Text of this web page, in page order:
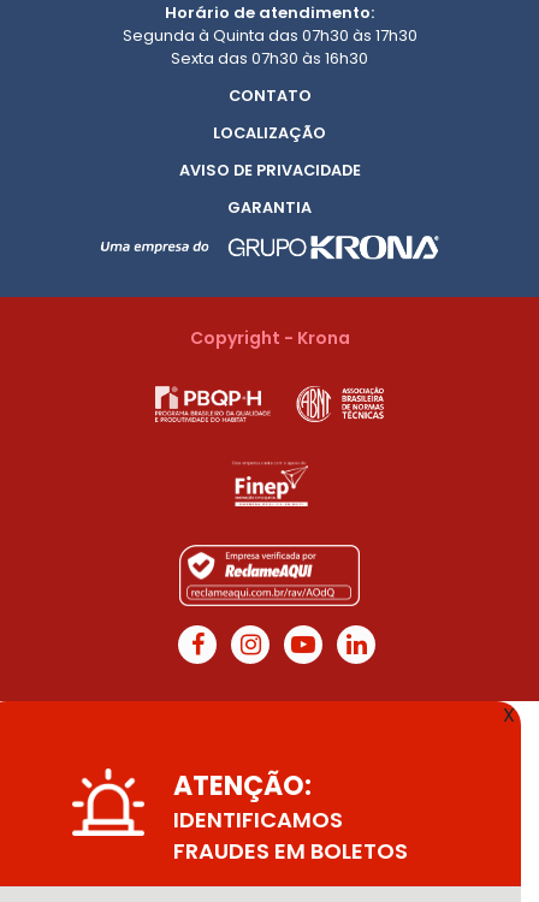
Horário de atendimento:
Segunda à Quinta das 07h30 às 17h30
Sexta das 07h30 às 16h30
CONTATO
LOCALIZAÇÃO
AVISO DE PRIVACIDADE
GARANTIA
Copyright - Krona
X
ATENÇÃO:
IDENTIFICAMOS
FRAUDES EM BOLETOS